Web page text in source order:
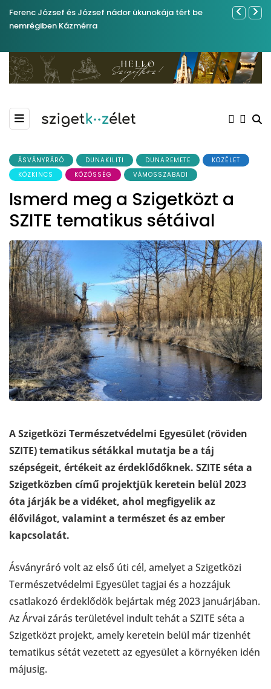
Ferenc József és József nádor ükunokája tért be
nemrégiben Kázmérra
Év
ÁSVÁNYRÁRÓ DUNAKILITI DUNAREMETE
KÖZÉLET
KÖZKINCS
KÖZÖSSÉG VÁMOSSZABADI
Ismerd meg a Szigetközt a
SZITE tematikus sétáival
A Szigetközi Természetvédelmi Egyesület (röviden
SZITE) tematikus sétákkal mutatja be a táj
szépségeit, értékeit az érdeklődőknek. SZITE séta a
Szigetközben című projektjük keretein belül 2023
óta járják be a vidéket, ahol megfigyelik az
élővilágot, valamint a természet és az ember
kapcsolatát.
Ásványráró volt az első úti cél, amelyet a Szigetközi
Természetvédelmi Egyesület tagjai és a hozzájuk
csatlakozó érdeklődök bejártak még 2023 januárjában.
Az Árvai zárás területével indult tehát a SZITE séta a
Szigetközt projekt, amely keretein belül már tizenhét
tematikus sétát vezetett az egyesület a környéken idén
májusig.